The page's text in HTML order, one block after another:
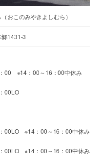
おこのみやきよしむら）
1431-3
00 ※14：00～16：00中休み
00LO
00LO ※14：00～16：00中休み
00LO ※14：00～16：00中休み